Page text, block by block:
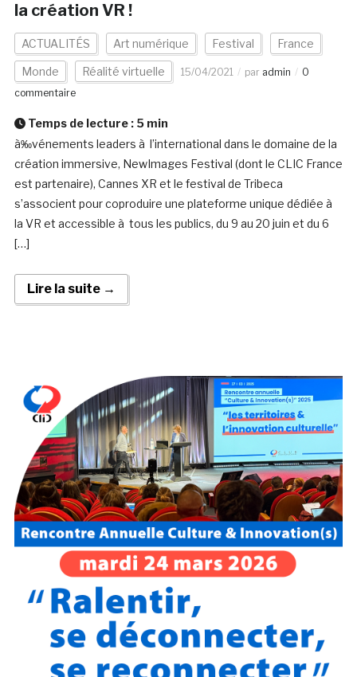
la création VR !
ACTUALITÉS Art numérique Festival France
Monde Réalité virtuelle 15/04/2021 par admin
0
commentaire
Temps de lecture : 5 min
à‰vénements leaders à l’international dans le domaine de la
création immersive, NewImages Festival (dont le CLIC France
est partenaire), Cannes XR et le festival de Tribeca
s’associent pour coproduire une plateforme unique dédiée à
la VR et accessible à tous les publics, du 9 au 20 juin et du 6
[…]
Lire la suite →